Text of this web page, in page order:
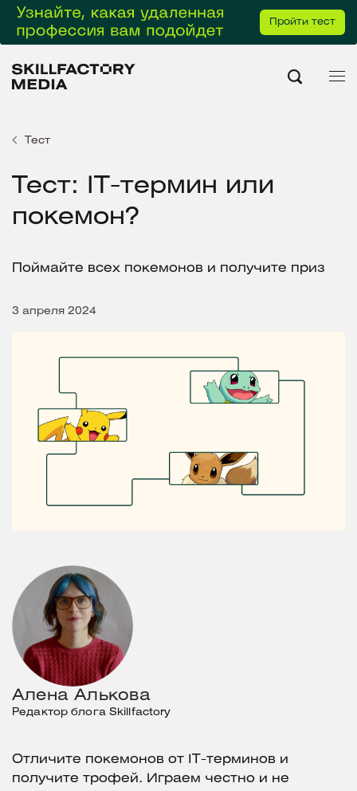
Пройти тест
Тест
Тест: IT-термин или
покемон?
Поймайте всех покемонов и получите приз
3 апреля 2024
Алена Алькова
Редактор блога Skillfactory
Отличите покемонов от IT-терминов и
получите трофей. Играем честно и не